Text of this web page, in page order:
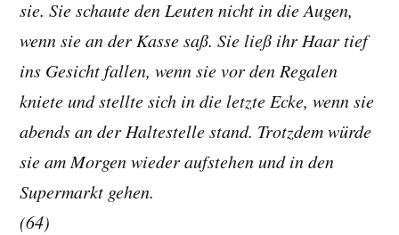
sie. Sie schaute den Leuten nicht in die Augen,
wenn sie an der Kasse saß. Sie ließ ihr Haar tief
ins Gesicht fallen, wenn sie vor den Regalen
kniete und stellte sich in die letzte Ecke, wenn sie
abends an der Haltestelle stand. Trotzdem würde
sie am Morgen wieder aufstehen und in den
Supermarkt gehen.
(64)